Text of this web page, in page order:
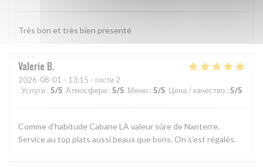
Très bon et très bien presenté
Valerie B
2026-08-01 - 13:15 - гости 2
Услуги : 5/5 Атмосфера : 5/5 Меню : 5/5 Цена / качество : 5/5
Comme d’habitude Cabane LA valeur sûre de Nanterre.
Service au top plats aussi beaux que bons. On s’est régalés.